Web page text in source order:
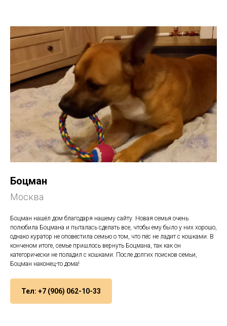
Боцман
Москва
Боцман нашёл дом благодаря нашему сайту. Новая семья очень
полюбила Боцмана и пыталась сделать все, чтобы ему было у них хорошо,
однако куратор не оповестила семью о том, что пёс не ладит с кошками. В
конченом итоге, семье пришлось вернуть Боцмана, так как он
категорически не поладил с кошками. После долгих поисков семьи,
Боцман наконец-то домa!
Тел: +7 (906) 062-10-33